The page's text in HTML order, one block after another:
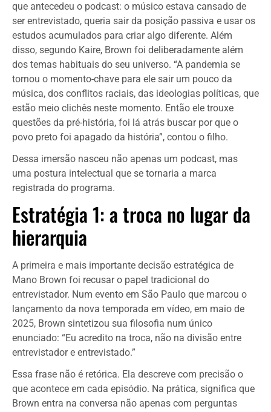
que antecedeu o podcast: o músico estava cansado de
ser entrevistado, queria sair da posição passiva e usar os
estudos acumulados para criar algo diferente. Além
disso, segundo Kaire, Brown foi deliberadamente além
dos temas habituais do seu universo. “A pandemia se
tornou o momento-chave para ele sair um pouco da
música, dos conflitos raciais, das ideologias políticas, que
estão meio clichês neste momento. Então ele trouxe
questões da pré-história, foi lá atrás buscar por que o
povo preto foi apagado da história”, contou o filho.
Dessa imersão nasceu não apenas um podcast, mas
uma postura intelectual que se tornaria a marca
registrada do programa.
Estratégia 1: a troca no lugar da
hierarquia
A primeira e mais importante decisão estratégica de
Mano Brown foi recusar o papel tradicional do
entrevistador. Num evento em São Paulo que marcou o
lançamento da nova temporada em vídeo, em maio de
2025, Brown sintetizou sua filosofia num único
enunciado: “Eu acredito na troca, não na divisão entre
entrevistador e entrevistado.”
Essa frase não é retórica. Ela descreve com precisão o
que acontece em cada episódio. Na prática, significa que
Brown entra na conversa não apenas com perguntas